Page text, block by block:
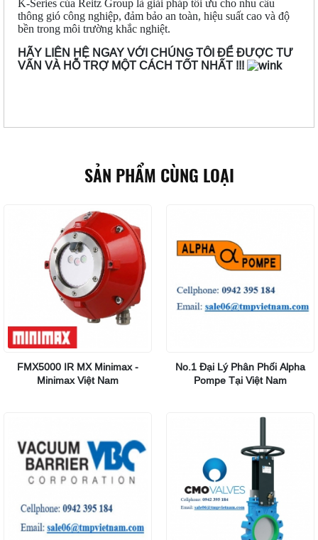
K-Series của Reitz Group là giải pháp tối ưu cho nhu cầu
thông gió công nghiệp, đảm bảo an toàn, hiệu suất cao và độ
bền trong môi trường khắc nghiệt.
HÃY LIÊN HỆ NGAY VỚI CHÚNG TÔI ĐỂ ĐƯỢC TƯ
VẤN VÀ HỖ TRỢ MỘT CÁCH TỐT NHẤT !!!
SẢN PHẨM CÙNG LOẠI
FMX5000 IR MX Minimax -
Minimax Việt Nam
No.1 Đại Lý Phân Phối Alpha
Pompe Tại Việt Nam